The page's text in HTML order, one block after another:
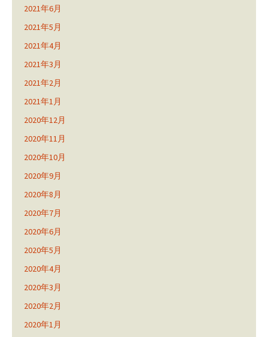
2021年6月
2021年5月
2021年4月
2021年3月
2021年2月
2021年1月
2020年12月
2020年11月
2020年10月
2020年9月
2020年8月
2020年7月
2020年6月
2020年5月
2020年4月
2020年3月
2020年2月
2020年1月